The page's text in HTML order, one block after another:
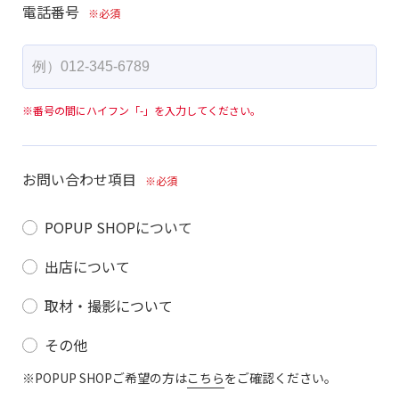
電話番号
※番号の間にハイフン「-」を入力してください。
お問い合わせ項目
POPUP SHOPについて
出店について
取材・撮影について
その他
※POPUP SHOPご希望の方はこちらをご確認ください。